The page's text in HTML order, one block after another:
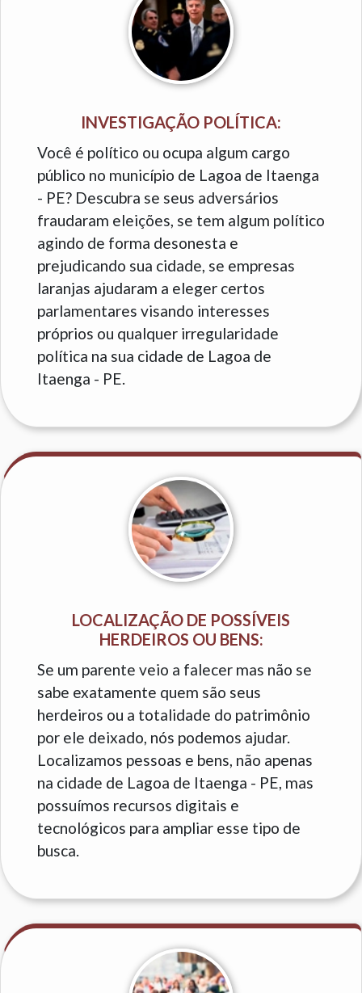
INVESTIGAÇÃO POLÍTICA:
Você é político ou ocupa algum cargo
público no município de Lagoa de Itaenga
- PE? Descubra se seus adversários
fraudaram eleições, se tem algum político
agindo de forma desonesta e
prejudicando sua cidade, se empresas
laranjas ajudaram a eleger certos
parlamentares visando interesses
próprios ou qualquer irregularidade
política na sua cidade de Lagoa de
Itaenga - PE.
LOCALIZAÇÃO DE POSSÍVEIS
HERDEIROS OU BENS:
Se um parente veio a falecer mas não se
sabe exatamente quem são seus
herdeiros ou a totalidade do patrimônio
por ele deixado, nós podemos ajudar.
Localizamos pessoas e bens, não apenas
na cidade de Lagoa de Itaenga - PE, mas
possuímos recursos digitais e
tecnológicos para ampliar esse tipo de
busca.